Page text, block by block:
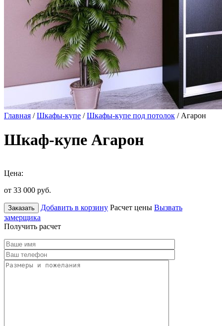
Главная /Шкафы-купе /Шкафы-купе под потолок / Агарон
Шкаф-купе Агарон
Цена:
от 33 000 руб.
Заказать Добавить в корзину Расчет цены Вызвать
замерщика
Получить расчет